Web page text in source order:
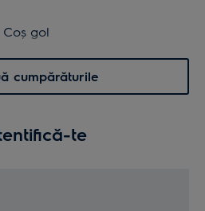
0
Coș gol
cumpărăturile
te